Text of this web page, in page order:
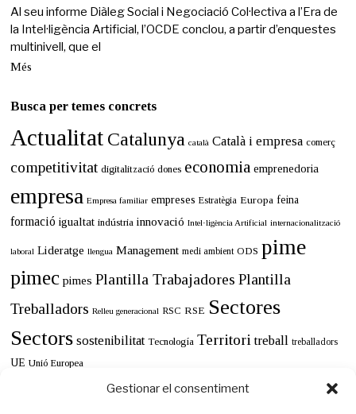
Gestionar el consentiment
e
g
d
2
0
4
Al seu informe Diàleg Social i Negociació Col·lectiva a l’Era de
la Intel·ligència Artificial, l’OCDE conclou, a partir d’enquestes
multinivell, que el
Més
Busca per temes concrets
Actualitat Catalunya català Català i empresa comerç
competitivitat digitalització dones economia emprenedoria
empresa Empresa familiar empreses Estratègia Europa feina
formació igualtat indústria innovació Intel·ligència Artificial internacionalització
laboral Lideratge llengua Management medi ambient ODS pime
pimec pimes Plantilla Trabajadores Plantilla
Treballadors Relleu generacional RSC RSE Sectores
Sectors sostenibilitat Tecnología Territori treball treballadors
UE Unió Europea